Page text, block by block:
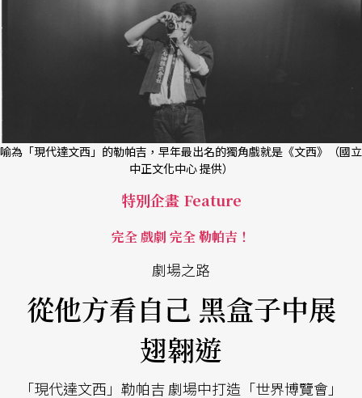
喻為「現代達文西」的勒帕吉，早年最出名的獨角戲就是《文西》（國立
中正文化中心 提供）
特別企畫 Feature
完全 戲劇 完全 勒帕吉！
劇場之路
從他方看自己 黑盒子中展
翅翱遊
「現代達文西」勒帕吉 劇場中打造「世界博覽會」